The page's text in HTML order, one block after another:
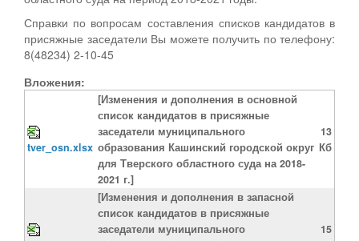
Справки по вопросам составления списков кандидатов в
присяжные заседатели Вы можете получить по телефону:
8(48234) 2-10-45
Вложения:
tver_osn.xlsx
[Изменения и дополнения в основной
список кандидатов в присяжные
заседатели муниципального
образования Кашинский городской округ
для Тверского областного суда на 2018-
2021 г.]
13
Кб
[Изменения и дополнения в запасной
список кандидатов в присяжные
заседатели муниципального
15